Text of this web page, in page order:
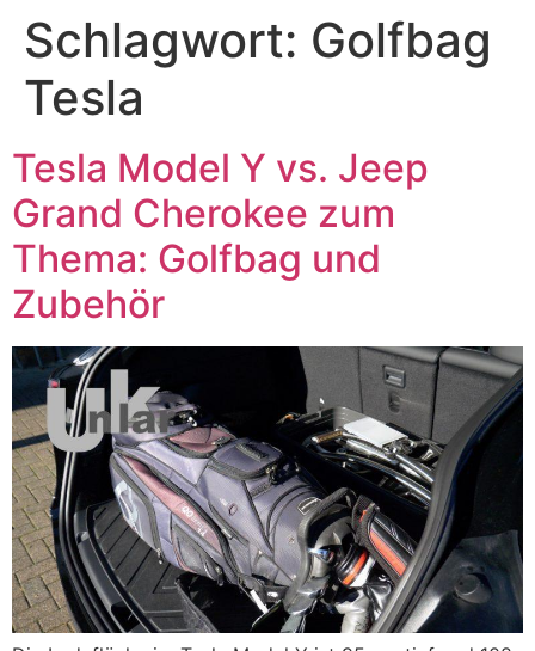
Schlagwort: Golfbag
Tesla
Tesla Model Y vs. Jeep
Grand Cherokee zum
Thema: Golfbag und
Zubehör